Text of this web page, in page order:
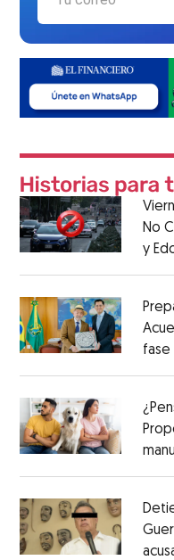
No
y
fase